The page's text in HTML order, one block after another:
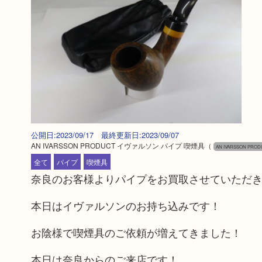
公開日:2023/09/17 最終更新日:2023/09/07
AN IVARSSON PRODUCT イヴァルソン パイプ 喫煙具（ AN IVARSSON
全て
パイプ 喫煙具
奈良のお客様よりパイプをお買取させていただき
本日はイヴァルソンのお持ち込みです！
お陰様で喫煙具のご依頼が増えてきました！